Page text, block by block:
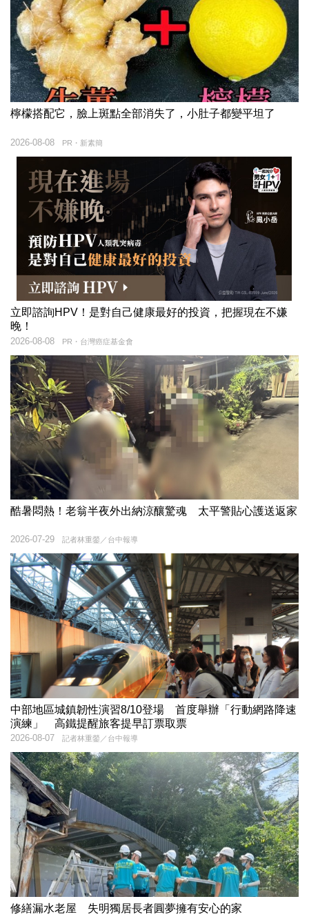
檸檬搭配它，臉上斑點全部消失了，小肚子都變平坦了
PR・新素簡
2026-08-08
立即諮詢HPV！是對自己健康最好的投資，把握現在不嫌
晚！
PR・台灣癌症基金會
2026-08-08
酷暑悶熱！老翁半夜外出納涼釀驚魂 太平警貼心護送返家
記者林重鎣／台中報導
2026-07-29
中部地區城鎮韌性演習8/10登場 首度舉辦「行動網路降速
演練」 高鐵提醒旅客提早訂票取票
記者林重鎣／台中報導
2026-08-07
修繕漏水老屋 失明獨居長者圓夢擁有安心的家